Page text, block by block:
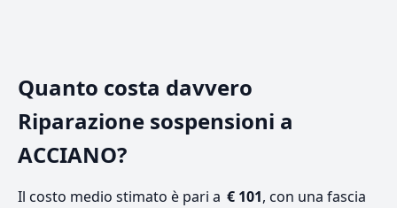
Quanto costa davvero
Riparazione sospensioni a
ACCIANO?
Il costo medio stimato è pari a € 101, con una fascia